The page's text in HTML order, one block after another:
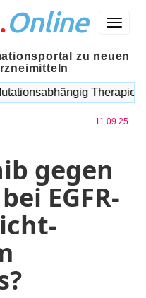
Menü
.Online
zu neuen
Therapie
11.09.25
gegen
EGFR-